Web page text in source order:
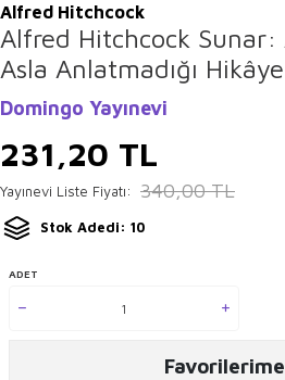
Alfred Hitchcock
Alfred Hitchcock Sunar:
Asla Anlatmadığı
Domingo Yayınevi
231,20 TL
Yayınevi Liste Fiyatı: 340,00TL
Stok Adedi: 10
ADET